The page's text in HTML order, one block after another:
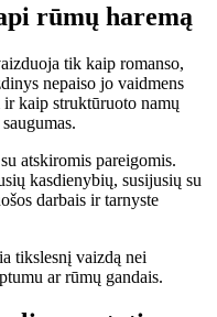
rūmų haremą
tik kaip romanso,
nepaiso jo vaidmens
kaip struktūruoto namų
atskiromis pareigomis.
kasdienybių, susijusių su
darbais ir tarnyste
tikslesnį vaizdą nei
ar rūmų gandais.